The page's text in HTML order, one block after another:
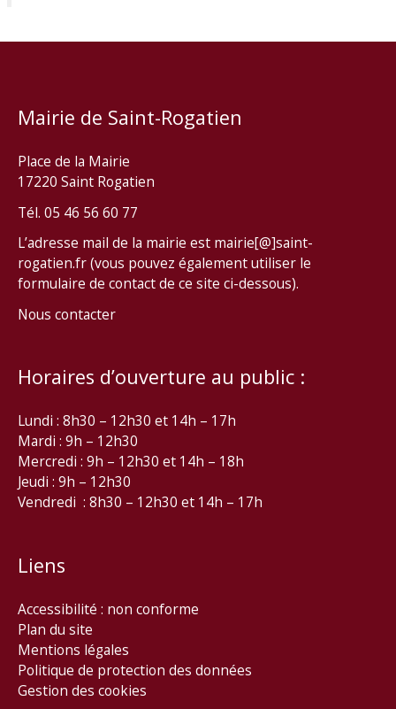
Mairie de Saint-Rogatien
Place de la Mairie
17220 Saint Rogatien
Tél. 05 46 56 60 77
L’adresse mail de la mairie est mairie[@]saint-
rogatien.fr (vous pouvez également utiliser le
formulaire de contact de ce site ci-dessous).
Nous contacter
Horaires d’ouverture au public :
Lundi : 8h30 – 12h30 et 14h – 17h
Mardi : 9h – 12h30
Mercredi : 9h – 12h30 et 14h – 18h
Jeudi : 9h – 12h30
Vendredi : 8h30 – 12h30 et 14h – 17h
Liens
Accessibilité : non conforme
Plan du site
Mentions légales
Politique de protection des données
Gestion des cookies